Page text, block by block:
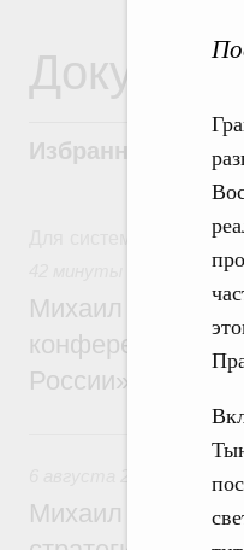
Избранные
Для системного
Михаил
конференции
России»
Михаил